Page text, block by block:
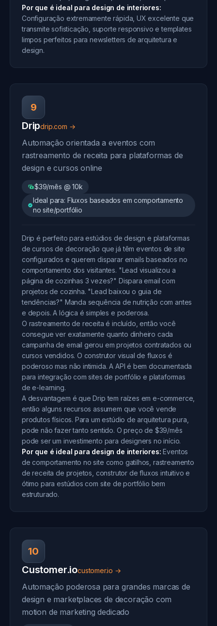
Por que é ideal para design de interiores:
Configuração extremamente rápida, UX excelente que
transmite sofisticação, suporte responsivo e templates
limpos perfeitos para newsletters de arquitetura e
design.
9
Dripdrip.com →
Automação orientada a eventos com
rastreamento de receita para plataformas de
design e cursos online
$39/mês @ 10k
Ideal para: Fluxos baseados em comportamento
no site/portfólio
Drip é perfeito para estúdios de design e plataformas
de cursos de decoração que já têm eventos de site
configurados e querem disparar emails baseados no
comportamento dos visitantes. "Lead visualizou a
página de cozinhas 3 vezes?" Dispara email com
projetos de cozinha. "Lead baixou o guia de
tendências?" Manda sequência de nutrição com antes
e depois. A lógica é simples e poderosa.
O rastreamento de receita é incluído, então você
consegue ver exatamente quanto dinheiro cada
campanha de email gerou em projetos contratados ou
cursos vendidos. O construtor visual de fluxos é
poderoso mas não intimida. A API é bem documentada
para integração com sites de portfólio e plataformas
de e-learning.
A desvantagem é que Drip tem raízes em e-commerce,
então alguns recursos assumem que você vende
produtos físicos. Para um estúdio de arquitetura pura,
pode não fazer tanto sentido. O preço de $39/mês
pode ser um investimento para designers no início.
Por que é ideal para design de interiores: Eventos
de comportamento no site como gatilhos, rastreamento
de receita de projetos, construtor de fluxos intuitivo e
ótimo para estúdios com site de portfólio bem
estruturado.
10
Customer.iocustomer.io →
Automação poderosa para grandes marcas de
design e marketplaces de decoração com
motion de marketing dedicado